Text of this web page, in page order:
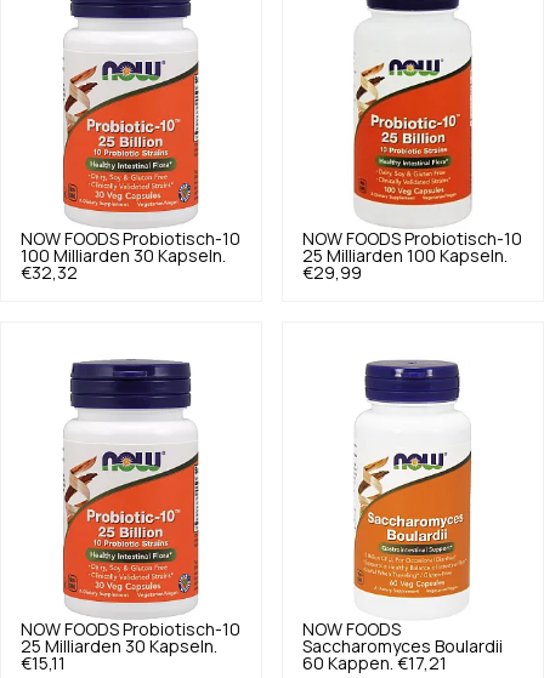
NOW FOODS Probiotisch-10
100 Milliarden 30 Kapseln.
€32,32
NOW FOODS Probiotisch-10
25 Milliarden 100 Kapseln.
€29,99
NOW FOODS Probiotisch-10
25 Milliarden 30 Kapseln.
€15,11
NOW FOODS
Saccharomyces Boulardii
60 Kappen. €17,21